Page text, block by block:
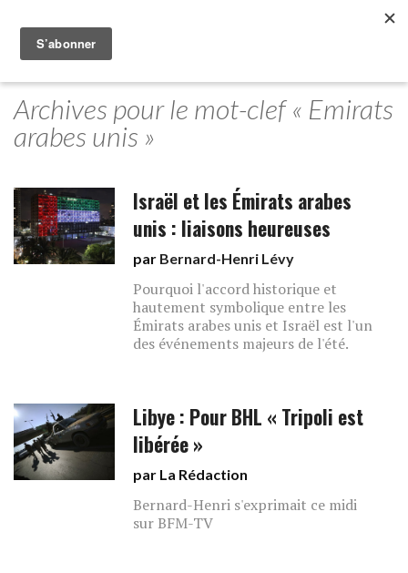
Archives pour le mot-clef « Emirats
arabes unis »
Israël et les Émirats arabes
unis : liaisons heureuses
par Bernard-Henri Lévy
Pourquoi l'accord historique et
hautement symbolique entre les
Émirats arabes unis et Israël est l'un
des événements majeurs de l'été.
Libye : Pour BHL « Tripoli est
libérée »
par La Rédaction
Bernard-Henri s'exprimait ce midi
sur BFM-TV